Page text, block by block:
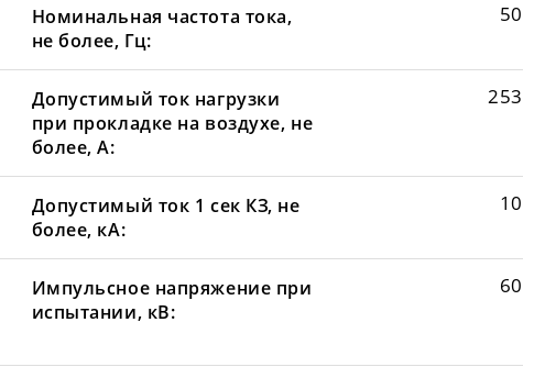
Номинальная частота тока,
не более, Гц:
50
Допустимый ток нагрузки
при прокладке на воздухе, не
более, А:
253
Допустимый ток 1 сек КЗ, не
более, кА:
10
Импульсное напряжение при
испытании, кВ:
60